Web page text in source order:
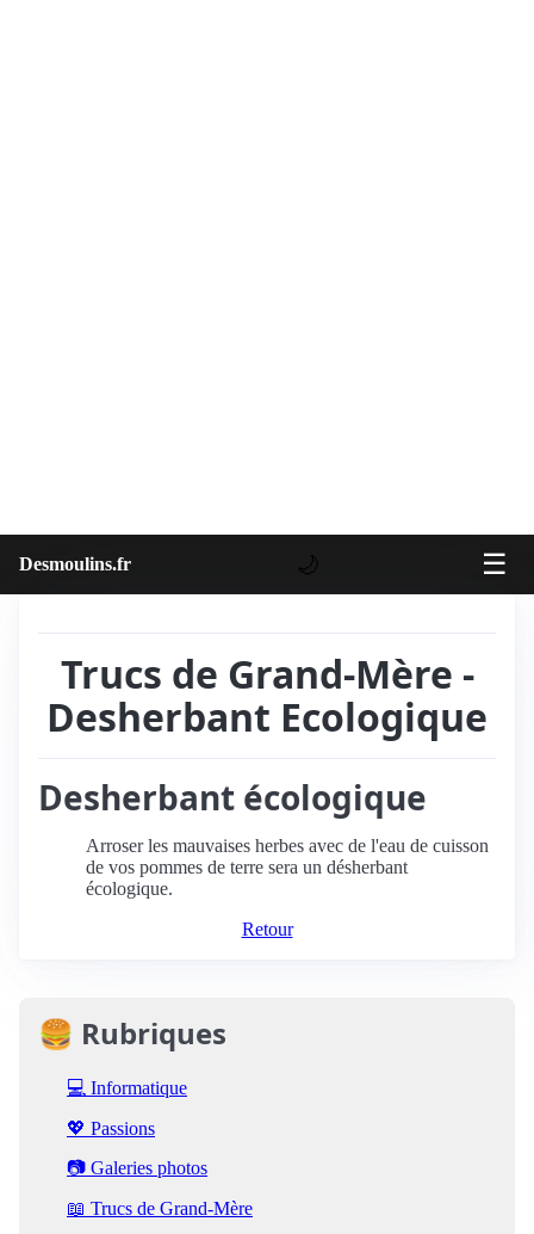
Desmoulins.fr 🌙 ☰
Trucs de Grand-Mère -
Desherbant Ecologique
Desherbant écologique
Arroser les mauvaises herbes avec de l'eau de cuisson
de vos pommes de terre sera un désherbant
écologique.
Retour
🍔 Rubriques
💻 Informatique
💖 Passions
📷 Galeries photos
📖 Trucs de Grand-Mère